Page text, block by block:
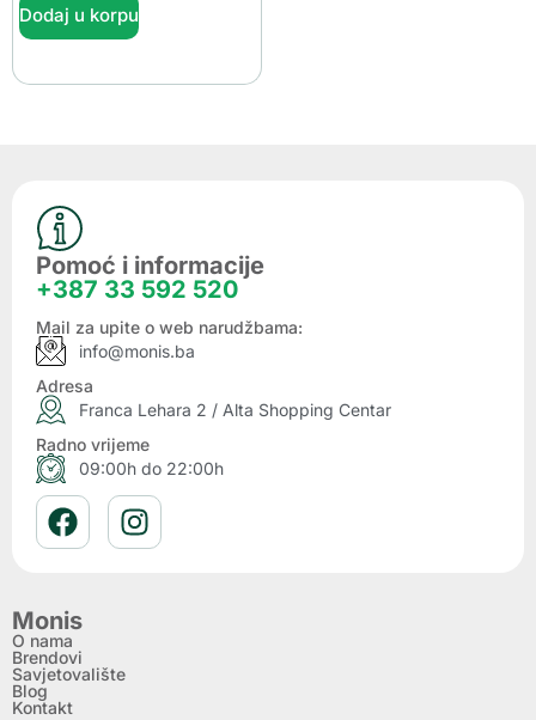
Dodaj u korpu
Pomoć i informacije
+387 33 592 520
Mail za upite o web narudžbama:
info@monis.ba
Adresa
Franca Lehara 2 / Alta Shopping Centar
Radno vrijeme
09:00h do 22:00h
Monis
O nama
Brendovi
Savjetovalište
Blog
Kontakt